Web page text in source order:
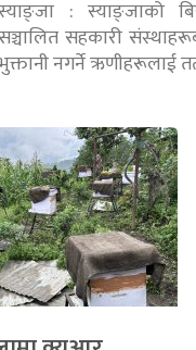
: स्याङ्जाको
सहकारी
नगर्ने ऋणीहरूलाई